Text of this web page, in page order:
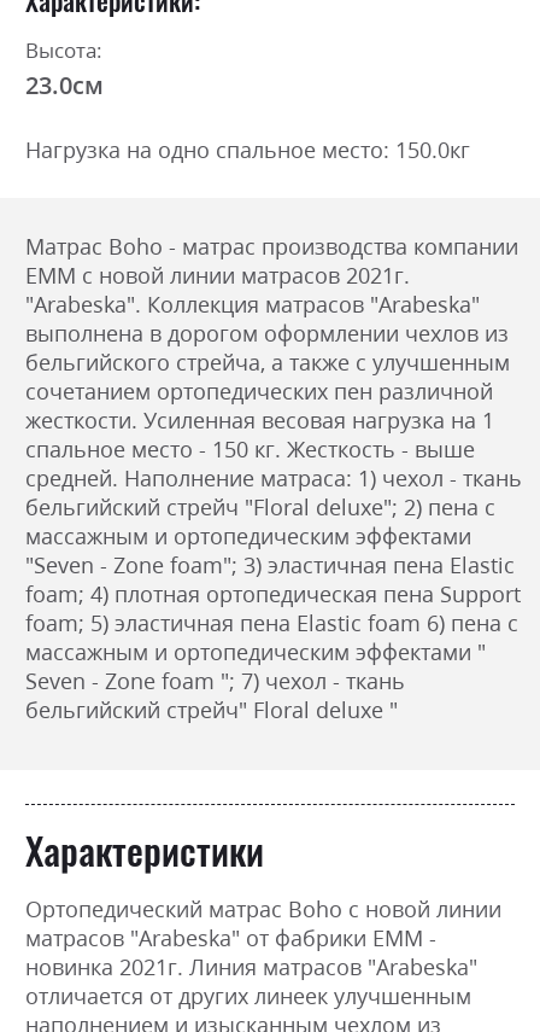
Высота:
23.0см
Нагрузка на одно спальное место: 150.0кг
Матрас Boho - матрас производства компании
ЕММ с новой линии матрасов 2021г.
"Arabeska". Коллекция матрасов "Arabeska"
выполнена в дорогом оформлении чехлов из
бельгийского стрейча, а также с улучшенным
сочетанием ортопедических пен различной
жесткости. Усиленная весовая нагрузка на 1
спальное место - 150 кг. Жесткость - выше
средней. Наполнение матраса: 1) чехол - ткань
бельгийский стрейч "Floral deluxe"; 2) пена с
массажным и ортопедическим эффектами
"Seven - Zone foam"; 3) эластичная пена Elastic
foam; 4) плотная ортопедическая пена Suppоrt
foam; 5) эластичная пена Elastic foam 6) пена с
массажным и ортопедическим эффектами "
Seven - Zone foam "; 7) чехол - ткань
бельгийский стрейч" Floral deluxe "
Характеристики
Ортопедический матрас Boho с новой линии
матрасов "Arabeska" от фабрики ЕММ -
новинка 2021г. Линия матрасов "Arabeska"
отличается от других линеек улучшенным
наполнением и изысканным чехлом из